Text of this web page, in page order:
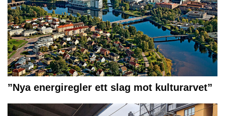
”Nya energiregler ett slag mot kulturarvet”